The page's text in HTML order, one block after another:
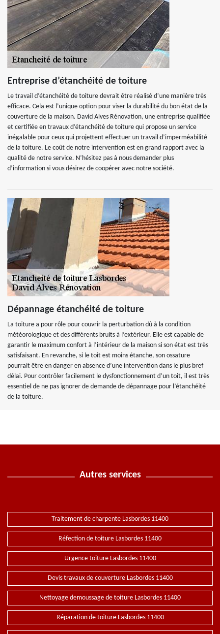
Entreprise d’étanchéité de toiture
Le travail d’étanchéité de toiture devrait être réalisé d’une manière très
efficace. Cela est l’unique option pour viser la durabilité du bon état de la
couverture de la maison. David Alves Rénovation, une entreprise qualifiée
et certifiée en travaux d’étanchéité de toiture qui propose un service
inégalable pour ceux qui projettent effectuer un travail d’imperméabilité
de la toiture. Le coût de notre intervention est en grand rapport avec la
qualité de notre service. N’hésitez pas à nous demander plus
d’information si vous désirez de coopérer avec notre société.
Dépannage étanchéité de toiture
La toiture a pour rôle pour couvrir la perturbation dû à la condition
météorologique et des différents bruits à l’extérieur. Elle est capable de
garantir le maximum confort à l’intérieur de la maison si son état est très
satisfaisant. En revanche, si le toit est moins étanche, son ossature
pourrait être en danger en absence d’une intervention dans le plus bref
délai. Pour contrôler facilement le dysfonctionnement d’un toit, il est très
essentiel de ne pas ignorer de demande de dépannage pour l’étanchéité
de la toiture.
Autres services
Traitement de charpente Lasbordes 11400
Réfection de toiture Lasbordes 11400
Urgence toiture Lasbordes 11400
Devis travaux de couverture Lasbordes 11400
Nettoyage demoussage de toiture Lasbordes 11400
Réparation de toiture Lasbordes 11400